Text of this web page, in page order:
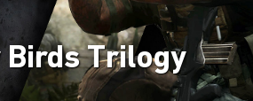
Birds Trilogy